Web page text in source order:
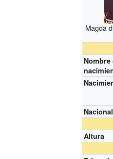
Magda
Nombre
Altura